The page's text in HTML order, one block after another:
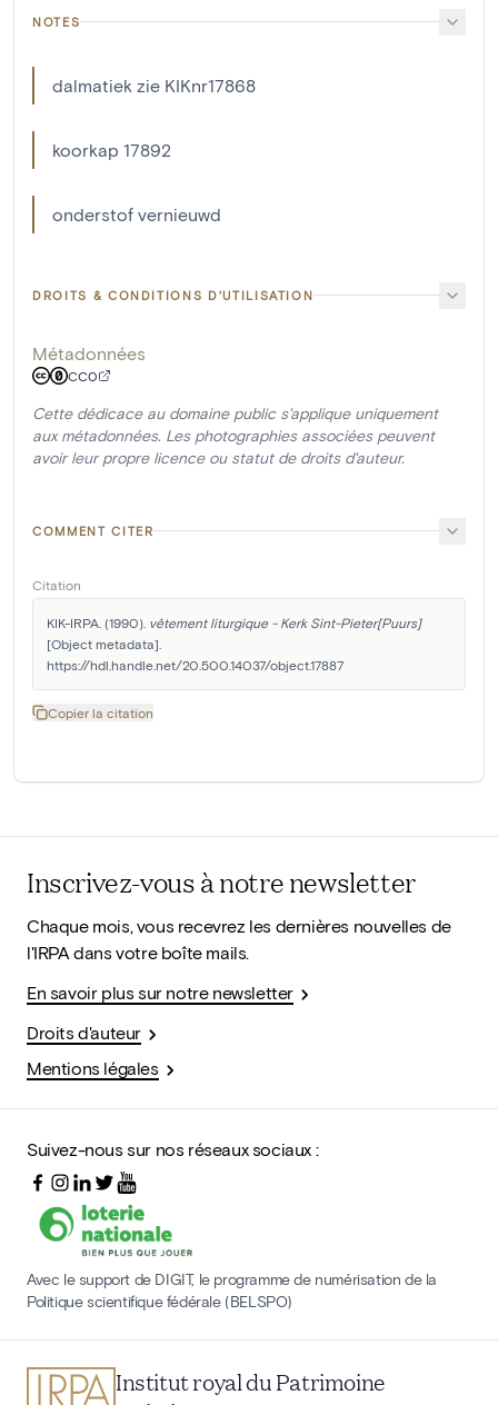
NOTES
dalmatiek zie KIKnr17868
koorkap 17892
onderstof vernieuwd
DROITS & CONDITIONS D'UTILISATION
Métadonnées
CC0
Cette dédicace au domaine public s'applique uniquement
aux métadonnées. Les photographies associées peuvent
avoir leur propre licence ou statut de droits d'auteur.
COMMENT CITER
Citation
KIK-IRPA. (1990). vêtement liturgique - Kerk Sint-Pieter[Puurs]
[Object metadata].
https://hdl.handle.net/20.500.14037/object.17887
Copier la citation
Inscrivez-vous à notre newsletter
Chaque mois, vous recevrez les dernières nouvelles de
l'IRPA dans votre boîte mails.
En savoir plus sur notre newsletter
Droits d'auteur
Mentions légales
Suivez-nous sur nos réseaux sociaux :
Avec le support de DIGIT, le programme de numérisation de la
Politique scientifique fédérale (BELSPO)
Institut royal du Patrimoine